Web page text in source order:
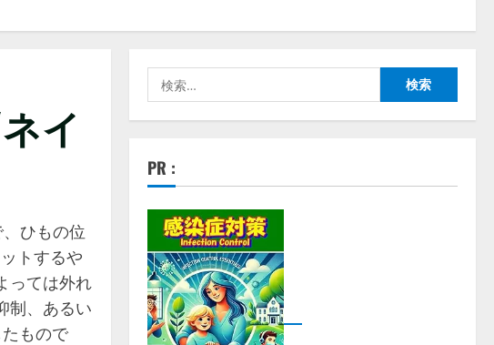
イ
ひもの位
トするや
っては外れ
制、あるい
もので
索:
PR :